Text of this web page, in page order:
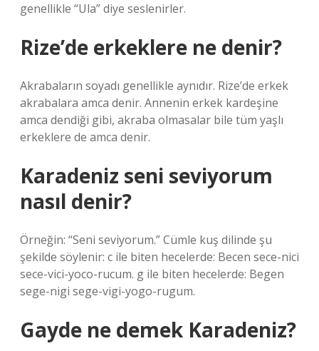
genellikle “Ula” diye seslenirler.
Rize’de erkeklere ne denir?
Akrabaların soyadı genellikle aynıdır. Rize’de erkek
akrabalara amca denir. Annenin erkek kardeşine
amca dendiği gibi, akraba olmasalar bile tüm yaşlı
erkeklere de amca denir.
Karadeniz seni seviyorum
nasıl denir?
Örneğin: “Seni seviyorum.” Cümle kuş dilinde şu
şekilde söylenir: c ile biten hecelerde: Becen sece-nici
sece-vici-yoco-rucum. g ile biten hecelerde: Begen
sege-nigi sege-vigi-yogo-rugum.
Gayde ne demek Karadeniz?